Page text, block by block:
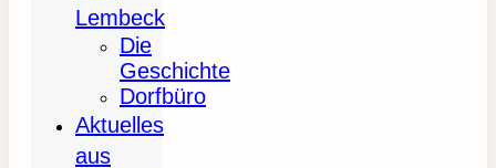
Lembeck
Die
Geschichte
Dorfbüro
Aktuelles
aus